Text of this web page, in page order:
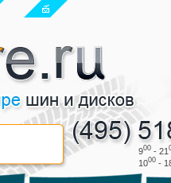
900 - 21
1000 -